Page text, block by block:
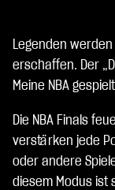
Legenden
erschaffen. Der
Meine NBA
Die NBA Finals
verstärken jede
oder andere
diesem Modus ist